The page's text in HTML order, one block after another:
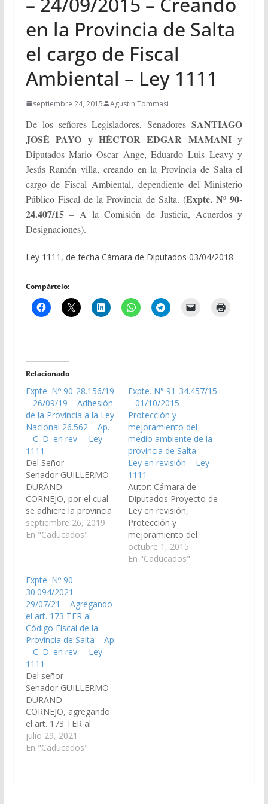
en la Provincia de Salta
el cargo de Fiscal
Ambiental – Ley 1111
septiembre 24, 2015 Agustin Tommasi
De los señores Legisladores, SenadoresSANTIAGO
JOSÉ PAYO y HÉCTOR EDGAR MAMANIy
Diputados Mario Oscar Ange, Eduardo Luis Leavy y
Jesús Ramón villa, creando en la Provincia de Salta el
cargo de Fiscal Ambiental, dependiente del Ministerio
Público Fiscal de la Provincia de Salta. (Expte. Nº 90-
24.407/15– A la Comisión de Justicia, Acuerdos y
Designaciones).
Ley 1111, de fecha Cámara de Diputados 03/04/2018
Compártelo:
Relacionado
Expte. Nº 90-28.156/19
– 26/09/19 – Adhesión
de la Provincia a la Ley
Nacional 26.562 – Ap.
– C. D. en rev. – Ley
1111
Del Señor
Senador GUILLERMO
DURAND
CORNEJO, por el cual
se adhiere la provincia
de Salta a la Ley
Nacional 26.562 “Ley
Para Control De
Actividades De
Quema”. (Expte. Nº 90-
28.156/19, a la
Comisión de Minería,
Recursos Naturales y
Medio Ambiente).
Aprobado el
22/10/2020 Cámara de
Diputados en…
septiembre 26, 2019
En "Caducados"
Expte. N° 91-34.457/15
– 01/10/2015 –
Protección y
mejoramiento del
medio ambiente de la
provincia de Salta –
Ley en revisión – Ley
1111
Autor: Cámara de
Diputados Proyecto de
Ley en revisión,
Protección y
mejoramiento del
medio ambiente de la
provincia de Salta, a
octubre 1, 2015
En "Caducados"
Expte. Nº 90-
30.094/2021 –
29/07/21 – Agregando
el art. 173 TER al
Código Fiscal de la
Provincia de Salta – Ap.
– C. D. en rev. – Ley
1111
Del señor
Senador GUILLERMO
DURAND
CORNEJO, agregando
el art. 173 TER al
Código Fiscal de la
Provincia de Salta.
julio 29, 2021
En "Caducados"